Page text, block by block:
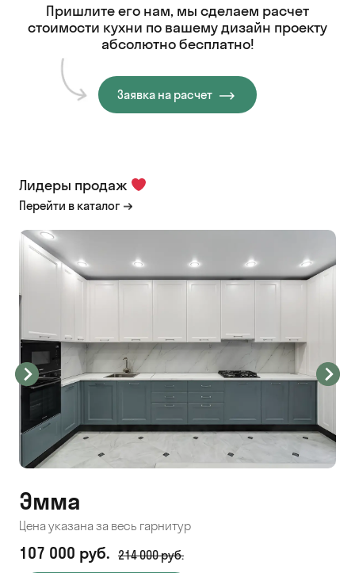
Пришлите его нам, мы сделаем расчет
стоимости кухни по вашему дизайн проекту
абсолютно бесплатно!
Заявка на расчет
Лидеры продаж
Перейти в каталог
Эмма
Цена указана за весь гарнитур
107 000 руб. 214 000 руб.